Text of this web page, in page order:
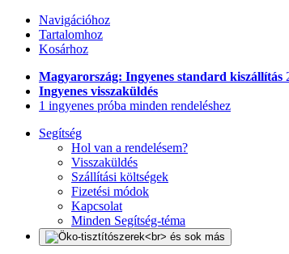
Navigációhoz
Tartalomhoz
Kosárhoz
Magyarország: Ingyenes standard kiszállítás
Ingyenes visszaküldés
1 ingyenes próba minden rendeléshez
Segítség
Hol van a rendelésem?
Visszaküldés
Szállítási költségek
Fizetési módok
Kapcsolat
Minden Segítség-téma